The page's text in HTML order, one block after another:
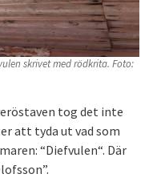
skrivet med rödkrita. Foto:
tog det inte
att tyda ut vad som
“Diefvulen“. Där